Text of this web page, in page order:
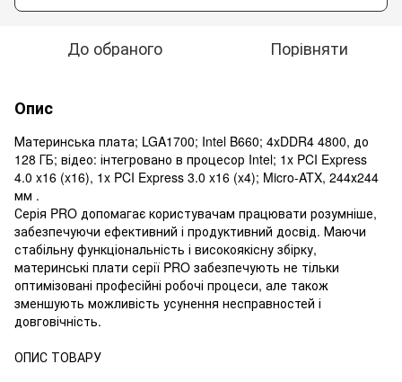
До обраного Порівняти
Опис
Материнська плата; LGA1700; Intel B660; 4xDDR4 4800, до
128 ГБ; відео: інтегровано в процесор Intel; 1x PCI Express
4.0 x16 (x16), 1x PCI Express 3.0 x16 (x4); Micro-ATX, 244х244
мм .
Серія PRO допомагає користувачам працювати розумніше,
забезпечуючи ефективний і продуктивний досвід. Маючи
стабільну функціональність і високоякісну збірку,
материнські плати серії PRO забезпечують не тільки
оптимізовані професійні робочі процеси, але також
зменшують можливість усунення несправностей і
довговічність.
ОПИС ТОВАРУ